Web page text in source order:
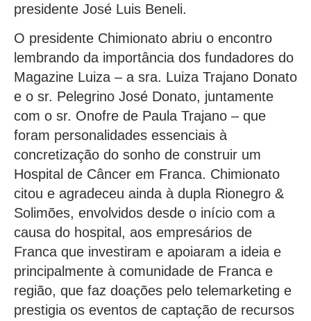
presidente José Luis Beneli.
O presidente Chimionato abriu o encontro
lembrando da importância dos fundadores do
Magazine Luiza – a sra. Luiza Trajano Donato
e o sr. Pelegrino José Donato, juntamente
com o sr. Onofre de Paula Trajano – que
foram personalidades essenciais à
concretização do sonho de construir um
Hospital de Câncer em Franca. Chimionato
citou e agradeceu ainda à dupla Rionegro &
Solimões, envolvidos desde o início com a
causa do hospital, aos empresários de
Franca que investiram e apoiaram a ideia e
principalmente à comunidade de Franca e
região, que faz doações pelo telemarketing e
prestigia os eventos de captação de recursos